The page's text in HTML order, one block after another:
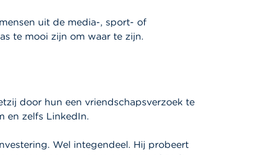
uit de media-, sport- of
te mooi zijn om waar te zijn.
door hun een vriendschapsverzoek te
en zelfs LinkedIn.
Wel integendeel. Hij probeert